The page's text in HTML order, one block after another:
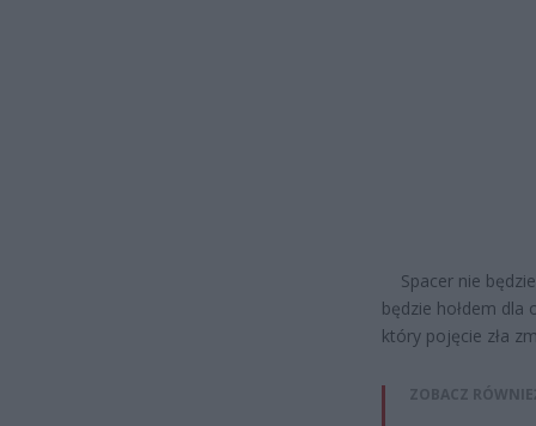
Spacer nie
będzie hołdem
który pojęcie zła
ZOBACZ